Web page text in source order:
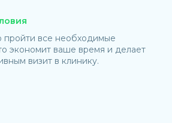
пройти все необходимые
экономит ваше время и делает
визит в клинику.